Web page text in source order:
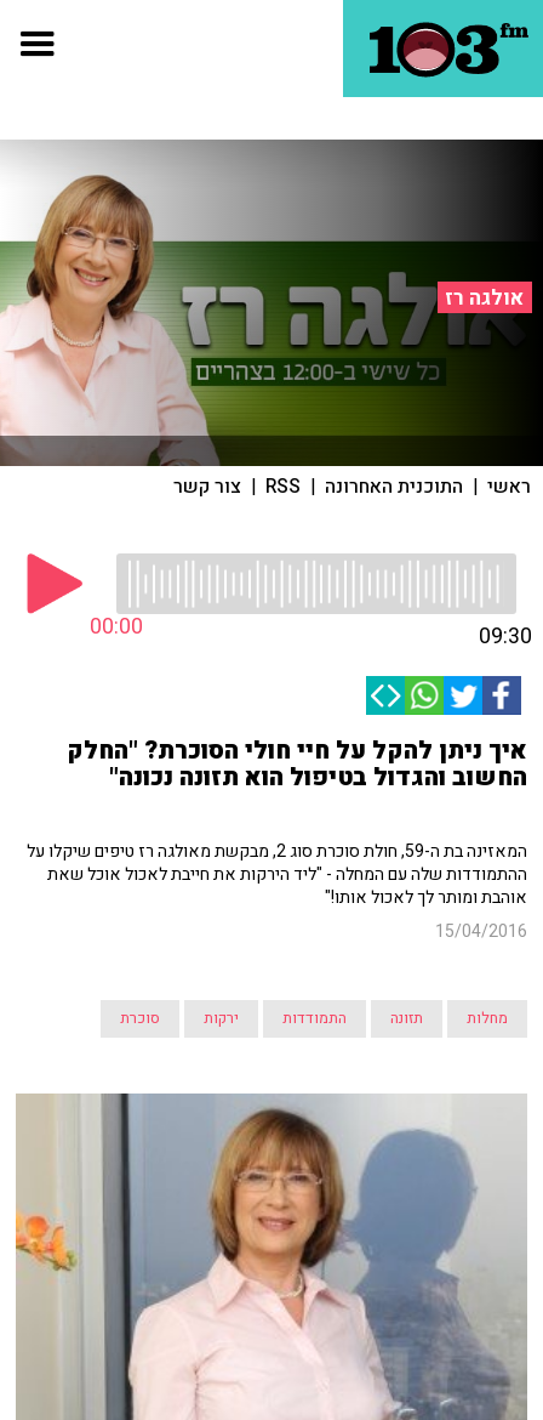
אולגה רז
ראשי | התוכנית האחרונה |
RSS
| צור קשר
00:00 09:30
איך ניתן להקל על חיי חולי הסוכרת? "החלק
החשוב והגדול בטיפול הוא תזונה נכונה"
המאזינה בת ה-59, חולת סוכרת סוג 2, מבקשת מאולגה רז טיפים שיקלו על
ההתמודדות שלה עם המחלה - "ליד הירקות את חייבת לאכול אוכל שאת
אוהבת ומותר לך לאכול אותו!"
15/04/2016
מחלות תזונה התמודדות ירקות סוכרת